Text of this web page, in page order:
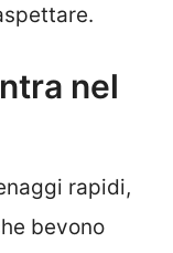
nel
rapidi,
bevono